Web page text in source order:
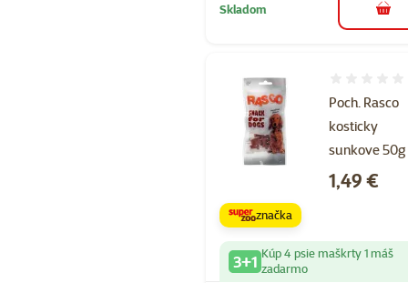
Skladom do
Poch. Rasco
kosticky
sunkove 50g
Cena
1,49 €
značka
3+1 Kúp 4 psie maškrty 1 máš
zadarmo